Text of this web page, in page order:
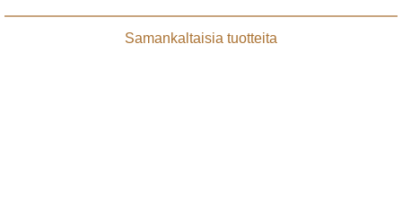
Samankaltaisia tuotteita